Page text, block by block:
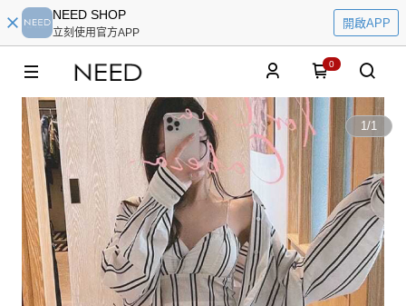
NEED SHOP
立刻使用官方APP
開啟APP
0
1/1